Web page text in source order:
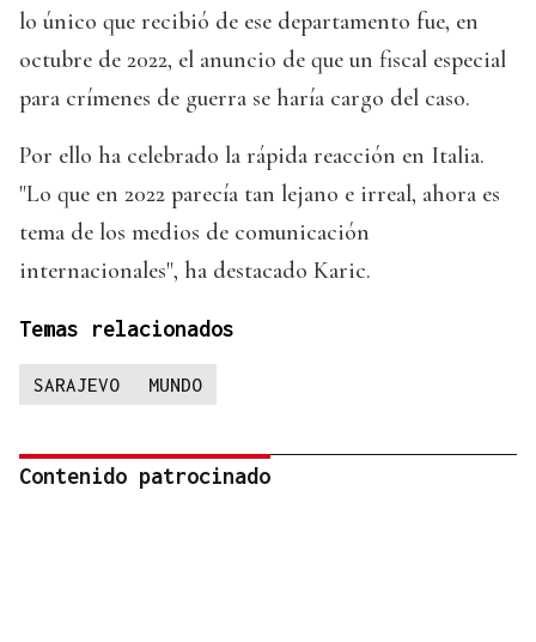
lo único que recibió de ese departamento fue, en
octubre de 2022, el anuncio de que un fiscal especial
para crímenes de guerra se haría cargo del caso.
Por ello ha celebrado la rápida reacción en Italia.
"Lo que en 2022 parecía tan lejano e irreal, ahora es
tema de los medios de comunicación
internacionales", ha destacado Karic.
Temas relacionados
SARAJEVO MUNDO
Contenido patrocinado